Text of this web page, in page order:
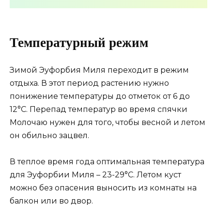
Температурный режим
Зимой Эуфорбия Миля переходит в режим
отдыха. В этот период растению нужно
понижение температуры до отметок от 6 до
12°С. Перепад температур во время спячки
Молочаю нужен для того, чтобы весной и летом
он обильно зацвел.
В теплое время года оптимальная температура
для Эуфорбии Миля – 23-29°С. Летом куст
можно без опасения выносить из комнаты на
балкон или во двор.